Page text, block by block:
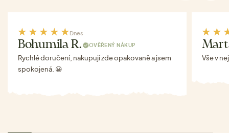
Dnes
Bohumila R. OVĚŘENÝ NÁKUP
Rychlé doručení, nakupují zde opakovaně a jsem
spokojená. 😀
Vše v